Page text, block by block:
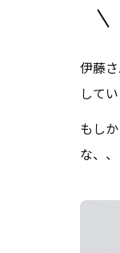
伊藤
して
もし
な、